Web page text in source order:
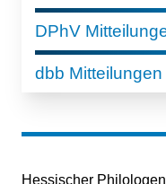
DPhV
dbb Mitteilungen
Hessischer